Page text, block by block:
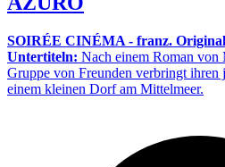
SOIRÉE CINÉMA - franz.
Untertiteln: Nach einem Roman von
Gruppe von Freunden verbringt ihren
einem kleinen Dorf am Mittelmeer.